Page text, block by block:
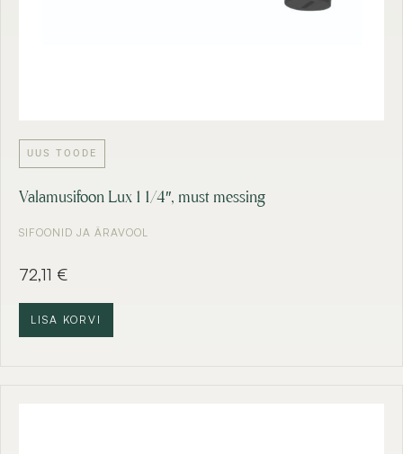
UUS TOODE
Valamusifoon Lux 1 1/4″, must messing
SIFOONID JA ÄRAVOOL
72,11 €
LISA KORVI